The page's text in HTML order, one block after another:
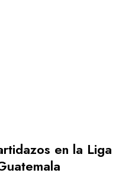
en la Liga